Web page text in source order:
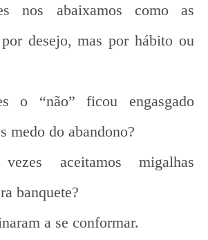
nos abaixamos como as
desejo, mas por hábito ou
o “não” ficou engasgado
medo do abandono?
aceitamos migalhas
banquete?
a se conformar.